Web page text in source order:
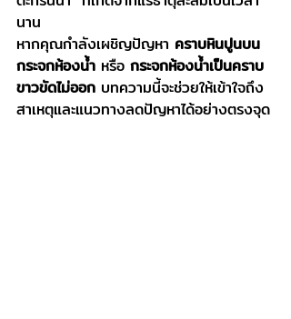
นาน
หากคุณกำลังเผชิญปัญหา คราบหินปูนบน
กระจกห้องน้ำ หรือ กระจกห้องน้ำเป็นคราบ
ขาวขัดไม่ออก บทความนี้จะช่วยให้เข้าใจถึง
สาเหตุและแนวทางลดปัญหาได้อย่างตรงจุด